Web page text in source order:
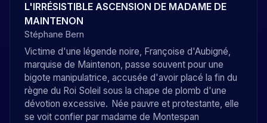
L'IRRÉSISTIBLE ASCENSION DE MADAME DE
MAINTENON
Stéphane Bern
Victime d'une légende noire, Françoise d'Aubigné,
marquise de Maintenon, passe souvent pour une
bigote manipulatrice, accusée d'avoir placé la fin du
règne du Roi Soleil sous la chape de plomb d'une
dévotion excessive. Née pauvre et protestante, elle
se voit confier par madame de Montespan